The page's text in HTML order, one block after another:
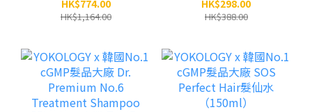
霧（免沖洗）
HK$774.00
HK$1,164.00
No.6天然有機植萃護髮噴
HK$298.00
HK$388.00